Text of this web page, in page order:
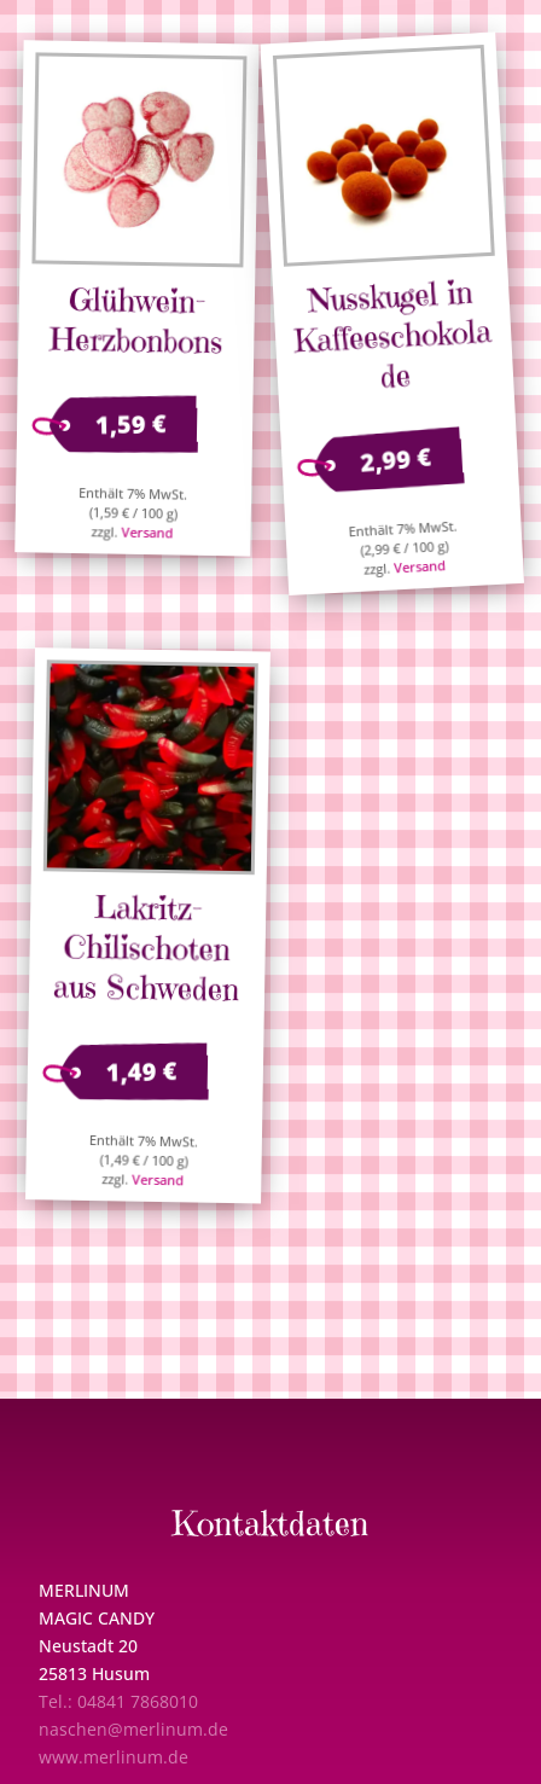
Glühwein-
Herzbonbons
1,59€
Enthält 7% MwSt.
(1,59€/ 100 g)
zzgl.Versand
Nusskugel in
Kaffeeschokola
de
2,99€
Enthält 7% MwSt.
(2,99€/ 100 g)
zzgl.Versand
Lakritz-
Chilischoten
aus Schweden
1,49€
Enthält 7% MwSt.
(1,49€/ 100 g)
zzgl.Versand
Kontaktdaten
MERLINUM
MAGIC CANDY
Neustadt 20
25813 Husum
Tel.: 04841 7868010
naschen@merlinum.de
www.merlinum.de